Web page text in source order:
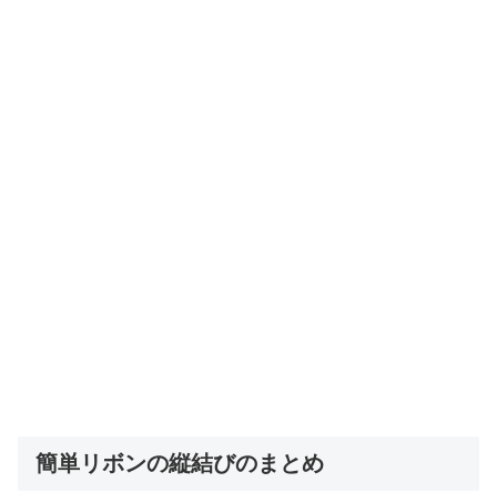
簡単リボンの縦結びのまとめ